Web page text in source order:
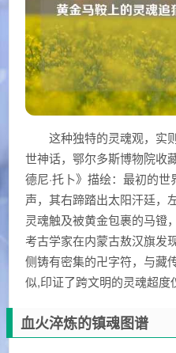
这种独特的灵魂观，实
世神话，鄂尔多斯博物院收
德尼·托卜》描绘：最初的
声，其右蹄踏出太阳汗廷，
灵魂触及被黄金包裹的马镫
考古学家在内蒙古敖汉旗发
侧铸有密集的卍字符，与藏
似,印证了跨文明的灵魂超度
血火淬炼的镇魂图谱